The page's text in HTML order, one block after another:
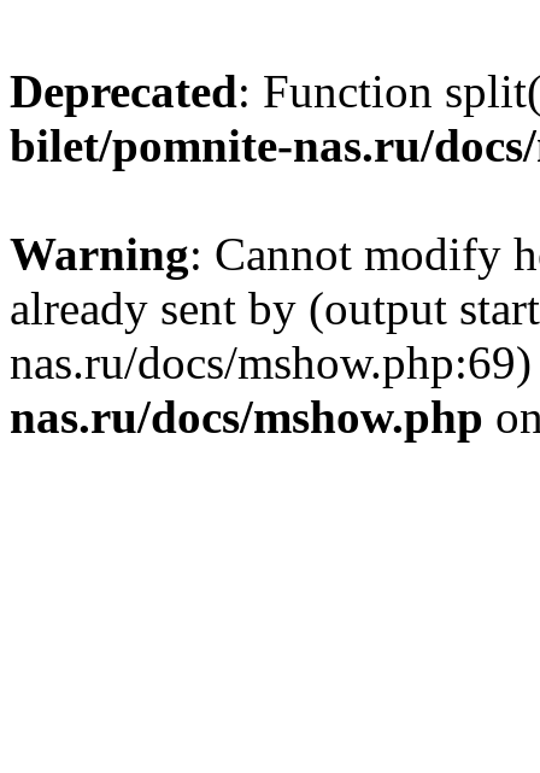
Deprecated: Function
bilet/pomnite-nas.ru/
Warning: Cannot modify
already sent by (output
nas.ru/docs/
nas.ru/docs/mshow.php